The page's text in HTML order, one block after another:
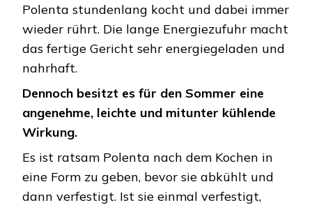
Polenta stundenlang kocht und dabei immer
wieder rührt. Die lange Energiezufuhr macht
das fertige Gericht sehr energiegeladen und
nahrhaft.
Dennoch besitzt es für den Sommer eine
angenehme, leichte und mitunter kühlende
Wirkung.
Es ist ratsam Polenta nach dem Kochen in
eine Form zu geben, bevor sie abkühlt und
dann verfestigt. Ist sie einmal verfestigt,